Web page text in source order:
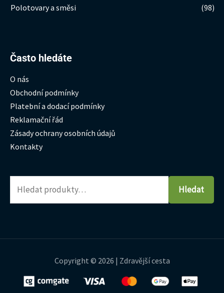
Polotovary a směsi
(98)
Často hledáte
O nás
Obchodní podmínky
Platební a dodací podmínky
Reklamační řád
Zásady ochrany osobních údajů
Kontakty
Hledat:
Hledat
Copyright © 2026 | Zdravější cesta